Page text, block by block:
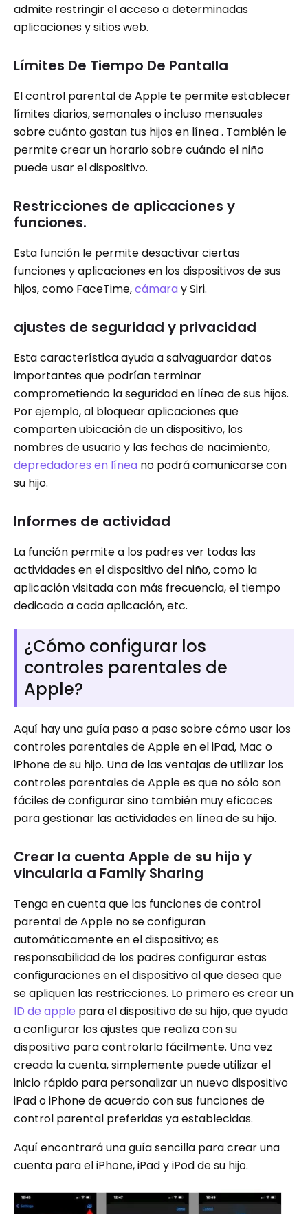
admite restringir el acceso a determinadas
aplicaciones y sitios web.
Límites De Tiempo De Pantalla
El control parental de Apple te permite establecer
límites diarios, semanales o incluso mensuales
sobre cuánto gastan tus hijos en línea . También le
permite crear un horario sobre cuándo el niño
puede usar el dispositivo.
Restricciones de aplicaciones y
funciones.
Esta función le permite desactivar ciertas
funciones y aplicaciones en los dispositivos de sus
hijos, como FaceTime,cámara y Siri.
ajustes de seguridad y privacidad
Esta característica ayuda a salvaguardar datos
importantes que podrían terminar
comprometiendo la seguridad en línea de sus hijos.
Por ejemplo, al bloquear aplicaciones que
comparten ubicación de un dispositivo, los
nombres de usuario y las fechas de nacimiento,
depredadores en línea no podrá comunicarse con
su hijo.
Informes de actividad
La función permite a los padres ver todas las
actividades en el dispositivo del niño, como la
aplicación visitada con más frecuencia, el tiempo
dedicado a cada aplicación, etc.
¿Cómo configurar los
controles parentales de
Apple?
Aquí hay una guía paso a paso sobre cómo usar los
controles parentales de Apple en el iPad, Mac o
iPhone de su hijo. Una de las ventajas de utilizar los
controles parentales de Apple es que no sólo son
fáciles de configurar sino también muy eficaces
para gestionar las actividades en línea de su hijo.
Crear la cuenta Apple de su hijo y
vincularla a Family Sharing
Tenga en cuenta que las funciones de control
parental de Apple no se configuran
automáticamente en el dispositivo; es
responsabilidad de los padres configurar estas
configuraciones en el dispositivo al que desea que
se apliquen las restricciones. Lo primero es crear un
ID de apple para el dispositivo de su hijo, que ayuda
a configurar los ajustes que realiza con su
dispositivo para controlarlo fácilmente. Una vez
creada la cuenta, simplemente puede utilizar el
inicio rápido para personalizar un nuevo dispositivo
iPad o iPhone de acuerdo con sus funciones de
control parental preferidas ya establecidas.
Aquí encontrará una guía sencilla para crear una
cuenta para el iPhone, iPad y iPod de su hijo.